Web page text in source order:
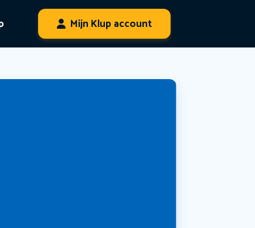
Mijn Klup account